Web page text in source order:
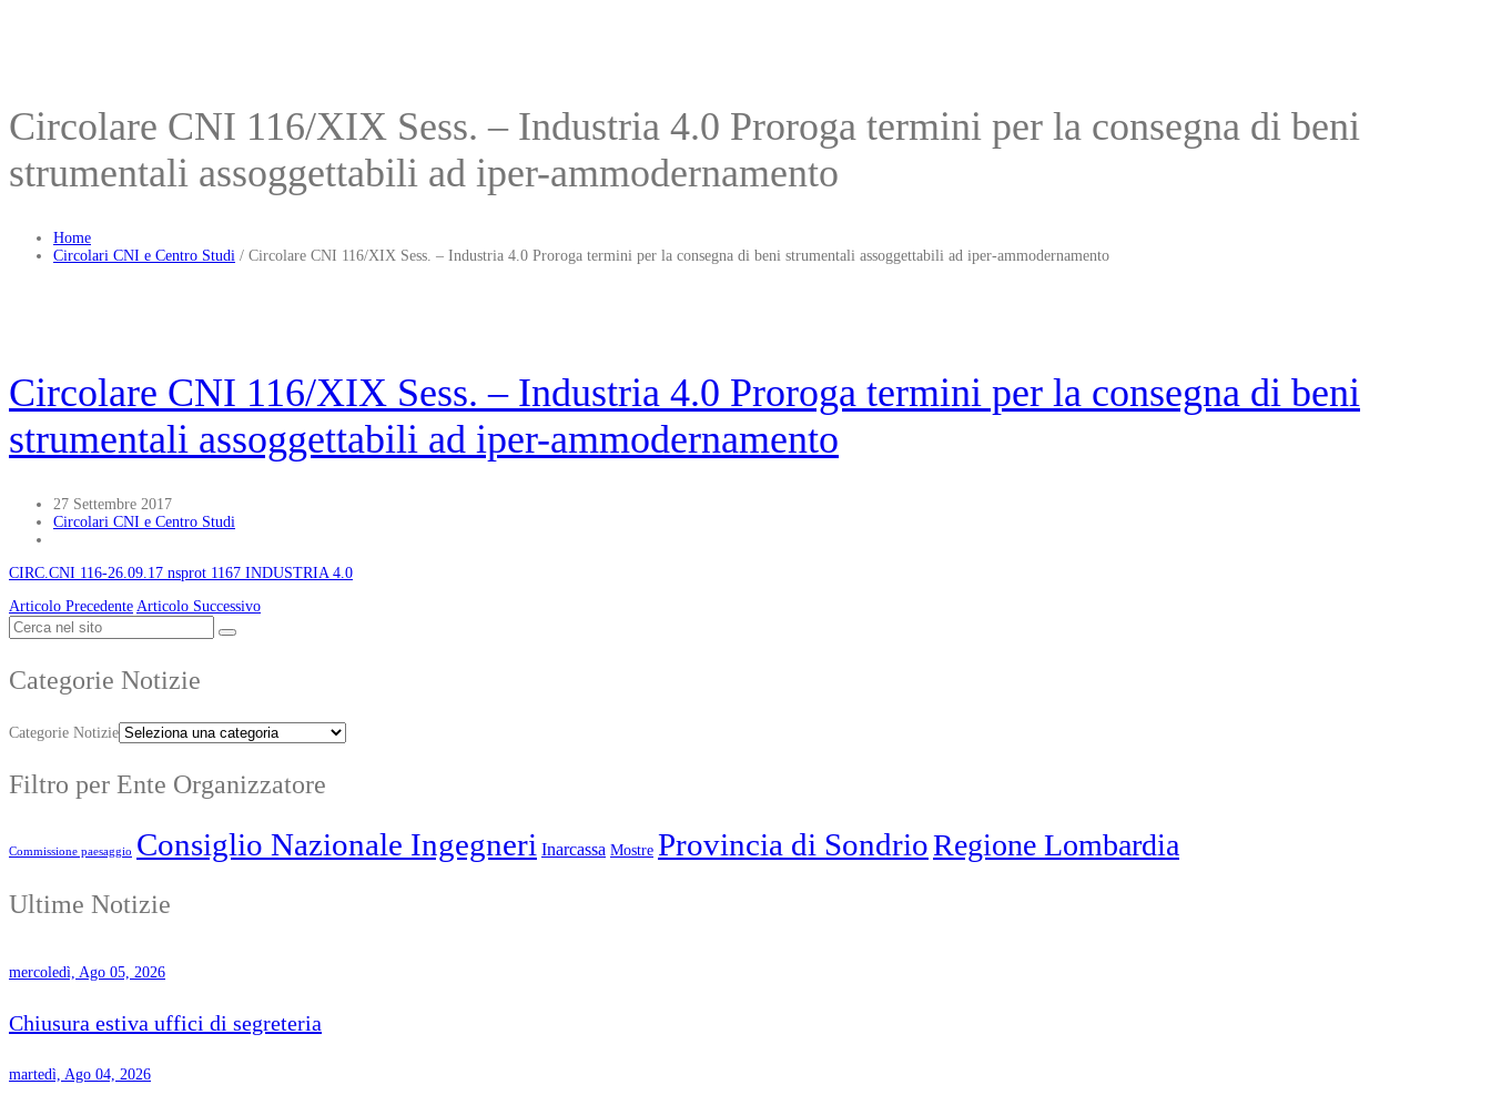
Circolare CNI 116/XIX Sess. – Industria 4.0 Proroga termini per la consegna di beni
strumentali assoggettabili ad iper-ammodernamento
Home
Circolari CNI e Centro Studi / Circolare CNI 116/XIX Sess. – Industria 4.0 Proroga termini per la consegna di beni strumentali assoggettabili ad iper-ammodernamento
Circolare CNI 116/XIX Sess. – Industria 4.0 Proroga termini per la consegna di beni
strumentali assoggettabili ad iper-ammodernamento
27 Settembre 2017
Circolari CNI e Centro Studi
CIRC.CNI 116-26.09.17 nsprot 1167 INDUSTRIA 4.0
Articolo Precedente Articolo Successivo
Categorie Notizie
Categorie Notizie
Filtro per Ente Organizzatore
Commissione paesaggio Consiglio Nazionale Ingegneri Inarcassa Mostre Provincia di SondrioRegione Lombardia
Ultime Notizie
mercoledì, Ago 05, 2026
Chiusura estiva uffici di segreteria
martedì, Ago 04, 2026